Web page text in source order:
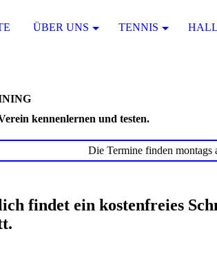
ÜBER UNS TENNIS
kennenlernen und testen.
Die Termine finden montags
findet ein kostenfreies